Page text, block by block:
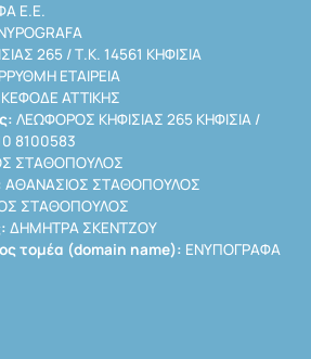
Ε.Ε.
265 / Τ.Κ. 14561 ΚΗΦΙΣΙΑ
ΕΤΑΙΡΕΙΑ
ΚΕΦΟΔΕ ΑΤΤΙΚΗΣ
ΛΕΩΦΟΡΟΣ ΚΗΦΙΣΙΑΣ 265 ΚΗΦΙΣΙΑ /
8100583
ΣΤΑΘΟΠΟΥΛΟΣ
ΑΘΑΝΑΣΙΟΣ ΣΤΑΘΟΠΟΥΛΟΣ
ΣΤΑΘΟΠΟΥΛΟΣ
ΔΗΜΗΤΡΑ ΣΚΕΝΤΖΟΥ
τομέα (domain name): ΕΝΥΠΟΓΡΑΦΑ